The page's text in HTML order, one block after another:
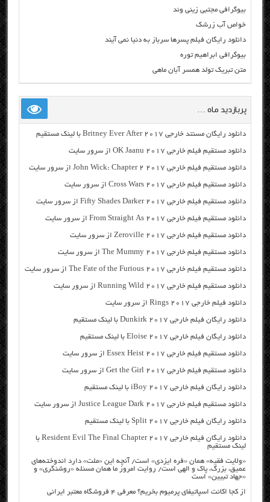
بیوگرافی مجتبی زینی‌ وند
خواص آب زرشک
دانلود رایگان فیلم پسرها سرباز به دنیا نمی آیند
بیوگرافی ابراهیم توره
متن تبریک تولد همسر آبان ماهی
پربازدید ماه …
دانلود رایگان مسنتد خارجی Britney Ever After 2017 با لینک مستقیم
دانلود مستقیم فیلم خارجی OK Jaanu 2017 از سرور سایت
دانلود مستقیم فیلم خارجی John Wick: Chapter 2 2017 از سرور سایت
دانلود مستقیم فیلم خارجی Cross Wars 2017 از سرور سایت
دانلود مستقیم فیلم خارجی Fifty Shades Darker 2017 از سرور سایت
دانلود مستقیم فیلم خارجی From Straight As 2017 از سرور سایت
دانلود مستقیم فیلم خارجی Zeroville 2017 از سرور سایت
دانلود مستقیم فیلم خارجی The Mummy 2017 از سرور سایت
دانلود مستقیم فیلم خارجی The Fate of the Furious 2017 از سرور سایت
دانلود مستقیم فیلم خارجی Running Wild 2017 از سرور سایت
دانلود فیلم خارجی Rings 2017 از سرور سایت
دانلود رایگان فیلم خارجی Dunkirk 2017 با لینک مستقیم
دانلود رایگان فیلم خارجی Eloise 2017 با لینک مستقیم
دانلود مستقیم فیلم خارجی Essex Heist 2017 از سرور سایت
دانلود مستقیم فیلم خارجی Get the Girl 2017 از سرور سایت
دانلود رایگان فیلم خارجی iBoy 2017 با لینک مستقیم
دانلود مستقیم فیلم خارجی Justice League Dark 2017 از سرور سایت
دانلود رایگان فیلم خارجی Split 2017 با لینک مستقیم
دانلود رایگان فیلم خارجی Resident Evil The Final Chapter 2017 با
لینک مستقیم
«ولایت فقیه» همان «فره ایزدی» است/ آنچه این «ملت» دارد اندوخته‌های
عمیق، بزرگ، پاک و الهی است/ روایت امروز ما همان مسئله «روشنگری» و
«جهاد تبیین» است
از کجا اکانت اسپاتیفای پرمیوم بخریم؟ معرفی ۴ فروشگاه معتبر ایرانی